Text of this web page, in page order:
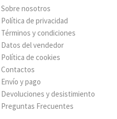
Sobre nosotros
Política de privacidad
Términos y condiciones
Datos del vendedor
Política de cookies
Contactos
Envío y pago
Devoluciones y desistimiento
Preguntas Frecuentes